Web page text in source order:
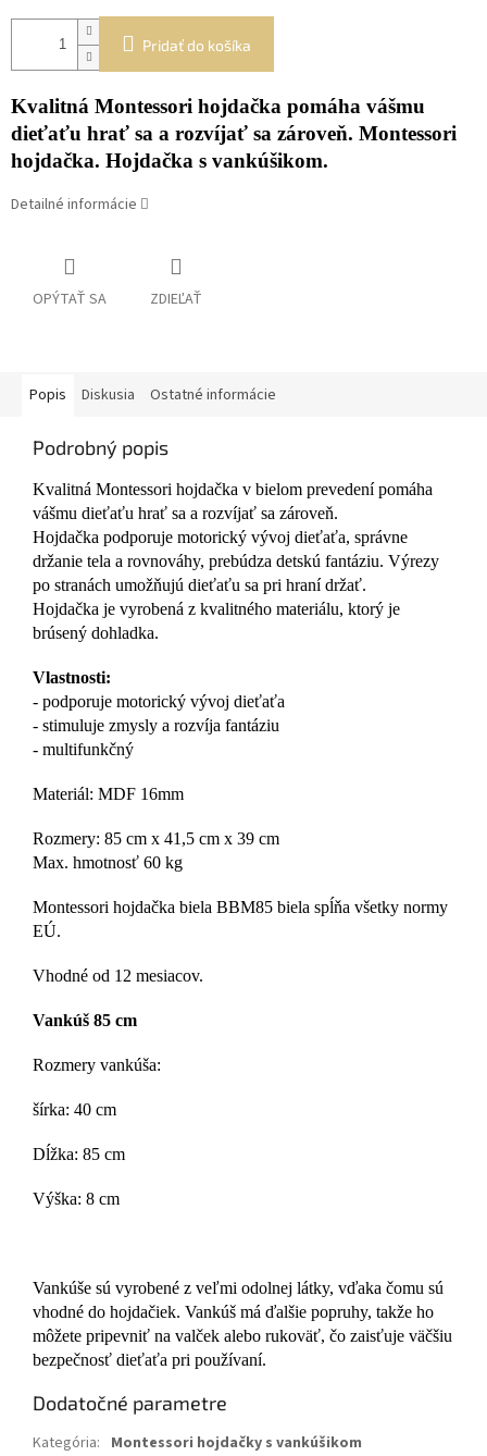
Pridať do košíka
Kvalitná Montessori hojdačka pomáha vášmu
dieťaťu hrať sa a rozvíjať sa zároveň. Montessori
hojdačka. Hojdačka s vankúšikom.
Detailné informácie
OPÝTAŤ SA ZDIEĽAŤ
Popis Diskusia Ostatné informácie
Podrobný popis
Kvalitná Montessori hojdačka v bielom prevedení pomáha
vášmu dieťaťu hrať sa a rozvíjať sa zároveň.
Hojdačka podporuje motorický vývoj dieťaťa, správne
držanie tela a rovnováhy, prebúdza detskú fantáziu. Výrezy
po stranách umožňujú dieťaťu sa pri hraní držať.
Hojdačka je vyrobená z kvalitného materiálu, ktorý je
brúsený dohladka.
Vlastnosti:
- podporuje motorický vývoj dieťaťa
- stimuluje zmysly a rozvíja fantáziu
- multifunkčný
Materiál: MDF 16mm
Rozmery: 85 cm x 41,5 cm x 39 cm
Max. hmotnosť 60 kg
Montessori hojdačka biela BBM85 biela spĺňa všetky normy
EÚ.
Vhodné od 12 mesiacov.
Vankúš 85 cm
Rozmery vankúša:
šírka: 40 cm
Dĺžka: 85 cm
Výška: 8 cm
Vankúše sú vyrobené z veľmi odolnej látky, vďaka čomu sú
vhodné do hojdačiek. Vankúš má ďalšie popruhy, takže ho
môžete pripevniť na valček alebo rukoväť, čo zaisťuje väčšiu
bezpečnosť dieťaťa pri používaní.
Dodatočné parametre
Kategória: Montessori hojdačky s vankúšikom